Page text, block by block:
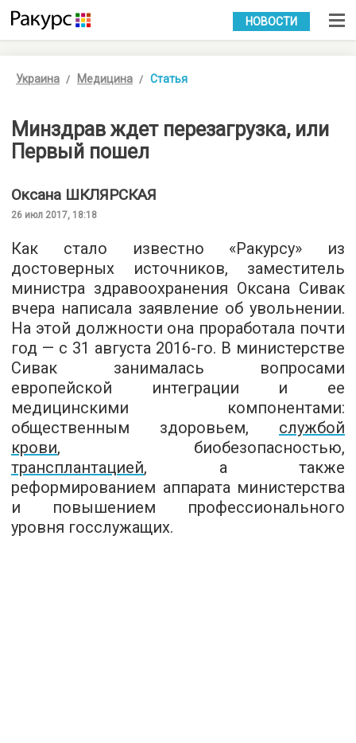
УКР РУС
НОВОСТИ
Украина Медицина Статья
Минздрав ждет перезагрузка, или
Первый пошел
Оксана ШКЛЯРСКАЯ
26 июл 2017, 18:18
Как стало известно «Ракурсу» из
достоверных источников, заместитель
министра здравоохранения Оксана Сивак
вчера написала заявление об увольнении.
На этой должности она проработала почти
год — с 31 августа 2016-го. В министерстве
Сивак занималась вопросами
европейской интеграции и ее
медицинскими компонентами:
общественным здоровьем, службой
крови, биобезопасностью,
трансплантацией, а также
реформированием аппарата министерства
и повышением профессионального
уровня госслужащих.